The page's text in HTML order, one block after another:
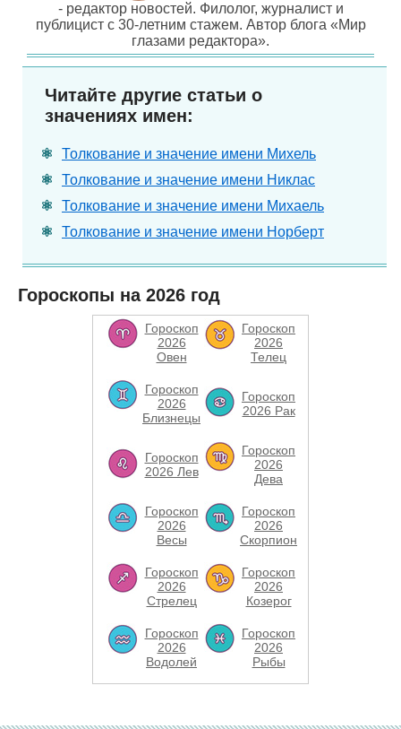
- редактор новостей. Филолог, журналист и
публицист с 30-летним стажем. Автор блога «Мир
глазами редактора».
Читайте другие статьи о
значениях имен:
Толкование и значение имени Михель
Толкование и значение имени Никлас
Толкование и значение имени Михаель
Толкование и значение имени Норберт
Гороскопы на 2026 год
Гороскоп
2026
Овен
Гороскоп
2026
Телец
Гороскоп
2026
Близнецы
Гороскоп
2026 Рак
Гороскоп
2026 Лев
Гороскоп
2026
Дева
Гороскоп
2026
Весы
Гороскоп
2026
Скорпион
Гороскоп
2026
Стрелец
Гороскоп
2026
Козерог
Гороскоп
2026
Водолей
Гороскоп
2026
Рыбы